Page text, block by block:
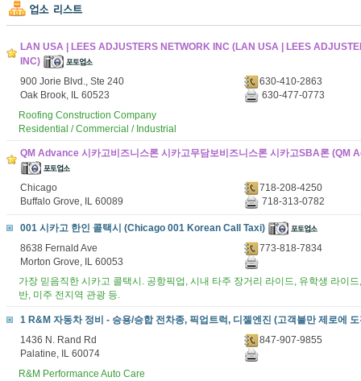
LAN USA | LEES ADJUSTERS NETWORK INC (LAN USA | LEES
INC)
900 Jorie Blvd., Ste 240
Oak Brook, IL 60523
630-410-2863
630-477-0773
Roofing Construction Company
Residential / Commercial / Industrial
QM Advance 시카고비즈니스론 시카고무담보비즈니스론 시카고SBA론 (QM
Chicago
Buffalo Grove, IL 60089
718-208-4250
718-313-0782
001 시카고 한인 콜택시 (Chicago 001 Korean Call Taxi)
8638 Fernald Ave
Morton Grove, IL 60053
773-818-7834
가장 믿음직한 시카고 콜택시. 공항픽업, 시내 타주 장거리 라이드, 유학생 라이
반, 미주 전지역 관광 등.
1 R&M 자동차 정비 - 승용/승합 전차종, 픽업트럭, 디젤엔진 (고객불만 제로에
1436 N. Rand Rd
Palatine, IL 60074
847-907-9855
R&M Performance Auto Care